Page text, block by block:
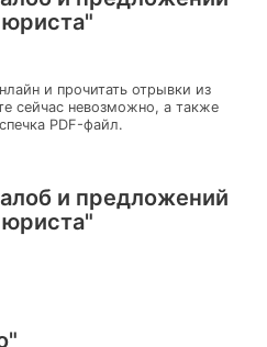
и прочитать отрывки из
сейчас невозможно, а также
PDF-файл.
и предложений